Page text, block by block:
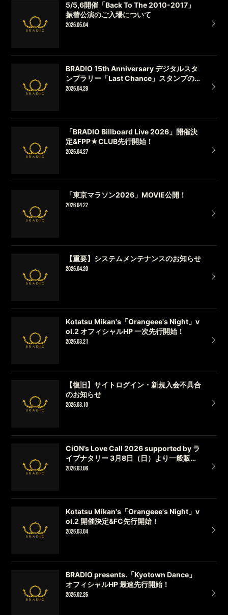
5/5,6開催「Back To The 2010-2017」
振替公演のご入場について
2026.05.04
BRADIO 15th Anniversary デジタルスタ
ンプラリー「Last Chance」スタンプの
お知らせ！
2026.04.28
「BRADIO Billboard Live 2026」開催決
定&FPP★CLUB先行開始！
2026.04.27
「東京マラソン2026」MOVIE公開！
2026.04.22
【重要】システムメンテナンスのお知らせ
2026.04.20
Kotatsu Mikan's「Orangeee's Night」v
ol.2 オフィシャルHP 一次先行開始！
2026.03.21
【復旧】サイトログイン・新規入会不具合
のお知らせ
2026.03.10
CiON’s Love Call 2026 supported by ラ
イブナタリー 3月8日（日）より一般販売
開始（先着）！
2026.03.06
Kotatsu Mikan's「Orangeee's Night」v
ol.2 開催決定&FC先行開始！
2026.03.04
BRADIO presents.「Kyotown Dance」
オフィシャルHP 最速先行開始！
2026.02.26